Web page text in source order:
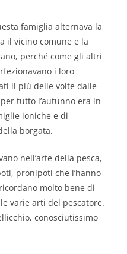
famiglia alternava la
il vicino comune e la
perché come gli altri
i loro
il più delle volte dalle
tutto l’autunno era in
ioniche e di
borgata.
nell’arte della pesca,
pronipoti che l’hanno
molto bene di
varie arti del pescatore.
conosciutissimo